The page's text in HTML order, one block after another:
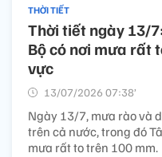
THỜI TIẾT
Thời tiết ngày 13/
Bộ có nơi mưa rất
vực
13/07/2026 07:38’
Ngày 13/7, mưa rào và
trên cả nước, trong đó
mưa rất to trên 100 mm.